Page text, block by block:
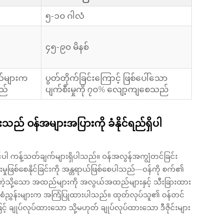
၅-၁၀ ဂါလံ
၄၅-၉၀ မိနစ်
ျားက
ည်
ပွတ်တိုက်ခြင်းကြောင့် ဖြစ်ပေါ်သော
ပျက်စီးမှုကို ၇၀% လျော့ကျစေသည်
ဝန်အများအပြားကို ခံနိုင်ရည်ရှိပါ
ါ ကန့်သတ်ချက်များရှိပါသည်။ ဝန်အလွန်အကျွံတင်ခြင်း
ြစ်စေနိုင်ခြင်းကို အန္တရာယ်ဖြစ်စေပါသည်—ဝန်ကို စက်၏
သို့သော အထည်များကို အလွယ်အထည်များနှင့် သီးခြားထား
ညွှန်းများက အကြံပြုထားပါသည်။ ထုတ်လုပ်သူ၏ ဝန်တင်
ချုပ်လုပ်ထားသော သို့မဟုတ် ချုပ်လုပ်ထားသော ဒီဇိုင်းများ